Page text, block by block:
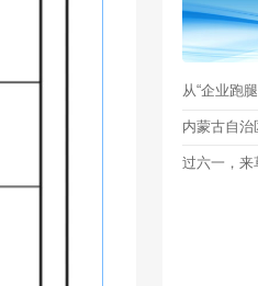
从“企业跑
过六一，来